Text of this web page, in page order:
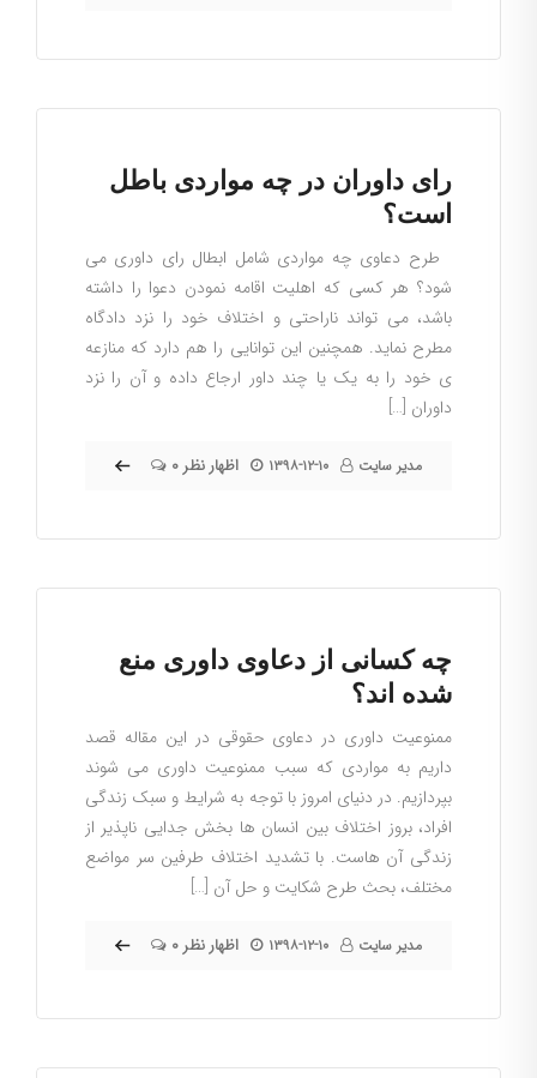
رای داوران در چه مواردی باطل
است؟
طرح دعاوی چه مواردی شامل ابطال رای داوری می
شود؟ هر کسی که اهلیت اقامه نمودن دعوا را داشته
باشد، می تواند ناراحتی و اختلاف خود را نزد دادگاه
مطرح نماید. همچنین این توانایی را هم دارد که منازعه
ی خود را به یک یا چند داور ارجاع داده و آن را نزد
داوران […]
مدیر سایت ۱۳۹۸-۱۲-۱۰ ۰ اظهار نظر
چه کسانی از دعاوی داوری منع
شده اند؟
ممنوعیت داوری در دعاوی حقوقی در این مقاله قصد
داریم به مواردی که سبب ممنوعیت داوری می شوند
بپردازیم. در دنیای امروز با توجه به شرایط و سبک زندگی
افراد، بروز اختلاف بین انسان ها بخش جدایی ناپذیر از
زندگی آن هاست. با تشدید اختلاف طرفین سر مواضع
مختلف، بحث طرح شکایت و حل آن […]
مدیر سایت ۱۳۹۸-۱۲-۱۰ ۰ اظهار نظر